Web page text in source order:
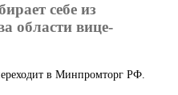
себе из
области вице-
в Минпромторг РФ.